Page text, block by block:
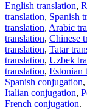
English translation,
translation, Spanish
translation, Arabic
translation, Chinese
translation, Tatar
translation, Uzbek
translation, Estonian
Spanish conjugation,
Italian conjugation,
French conjugation.